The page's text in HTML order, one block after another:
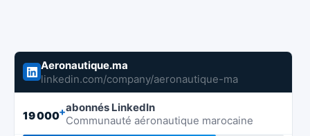
Aeronautique.ma
linkedin.com/company/aeronautique-ma
19 000+abonnés LinkedIn
Communauté aéronautique marocaine